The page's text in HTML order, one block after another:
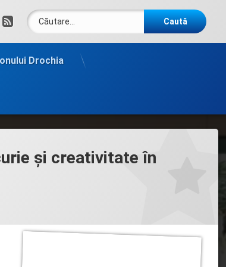
RSSCaută după:
Drochia
și creativitate în